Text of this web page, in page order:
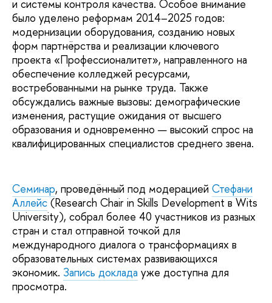
и системы контроля качества. Особое внимание
было уделено реформам 2014–2025 годов:
модернизации оборудования, созданию новых
форм партнёрства и реализации ключевого
проекта «Профессионалитет», направленного на
обеспечение колледжей ресурсами,
востребованными на рынке труда. Также
обсуждались важные вызовы: демографические
изменения, растущие ожидания от высшего
образования и одновременно — высокий спрос на
квалифицированных специалистов среднего звена.
Семинар, проведённый под модерацией Стефани
Аллейс (Research Chair in Skills Development в Wits
University), собрал более 40 участников из разных
стран и стал отправной точкой для
международного диалога о трансформациях в
образовательных системах развивающихся
экономик. Запись доклада уже доступна для
просмотра.